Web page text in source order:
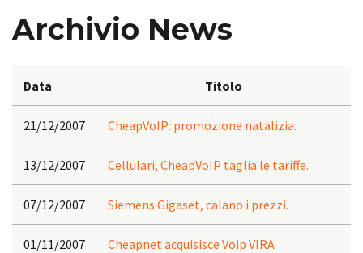
Archivio News
Data Titolo
21/12/2007 CheapVoIP: promozione natalizia.
13/12/2007 Cellulari, CheapVoIP taglia le tariffe.
07/12/2007 Siemens Gigaset, calano i prezzi.
01/11/2007 Cheapnet acquisisce Voip VIRA